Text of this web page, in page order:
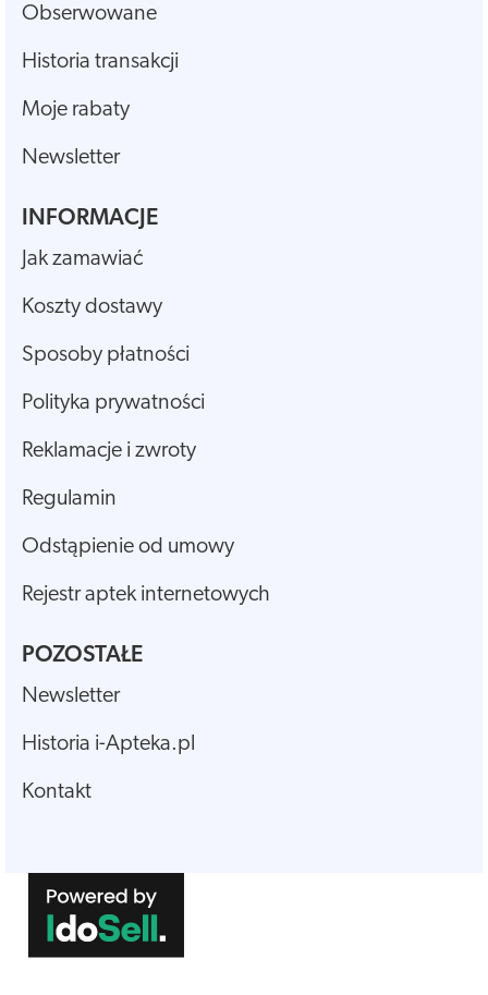
Obserwowane
Historia transakcji
Moje rabaty
Newsletter
INFORMACJE
Jak zamawiać
Koszty dostawy
Sposoby płatności
Polityka prywatności
Reklamacje i zwroty
Regulamin
Odstąpienie od umowy
Rejestr aptek internetowych
POZOSTAŁE
Newsletter
Historia i-Apteka.pl
Kontakt